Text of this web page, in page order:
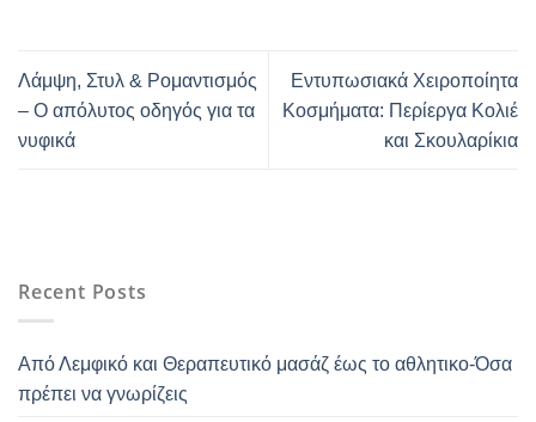
Λάμψη, Στυλ & Ρομαντισμός
– Ο απόλυτος οδηγός για τα
νυφικά
Εντυπωσιακά Χειροποίητα
Κοσμήματα: Περίεργα Κολιέ
και Σκουλαρίκια
Recent Posts
Από Λεμφικό και Θεραπευτικό μασάζ έως το αθλητικο-Όσα
πρέπει να γνωρίζεις